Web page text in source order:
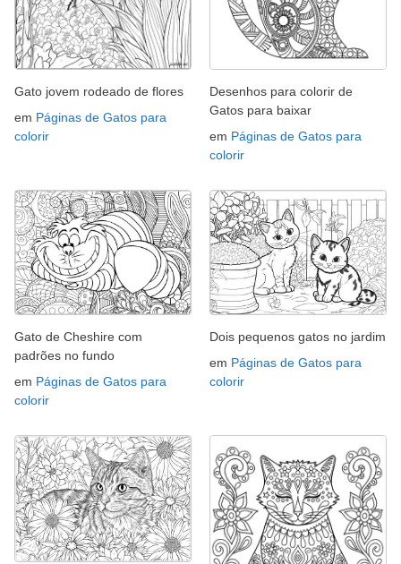
Gato jovem rodeado de flores
em Páginas de Gatos para
colorir
Desenhos para colorir de
Gatos para baixar
em Páginas de Gatos para
colorir
Gato de Cheshire com
padrões no fundo
em Páginas de Gatos para
colorir
Dois pequenos gatos no jardim
em Páginas de Gatos para
colorir